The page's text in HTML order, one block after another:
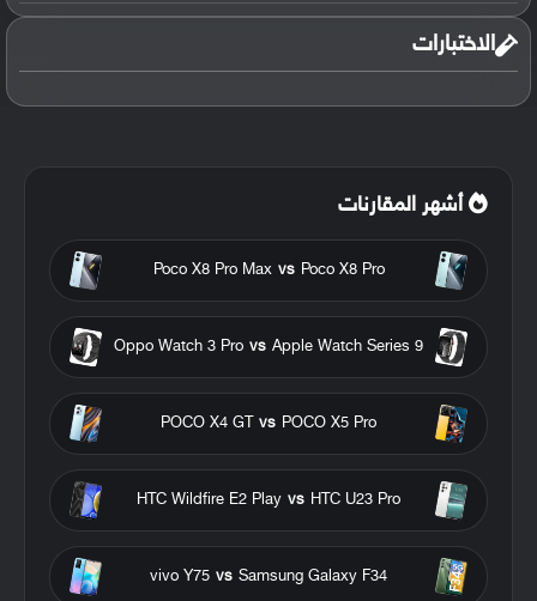
الاختبارات
أشهر المقارنات
Poco X8 Pro
vs
Poco X8 Pro Max
Apple Watch Series 9
vs
Oppo Watch 3 Pro
POCO X5 Pro
vs
POCO X4 GT
HTC U23 Pro
vs
HTC Wildfire E2 Play
Samsung Galaxy F34
vs
vivo Y75